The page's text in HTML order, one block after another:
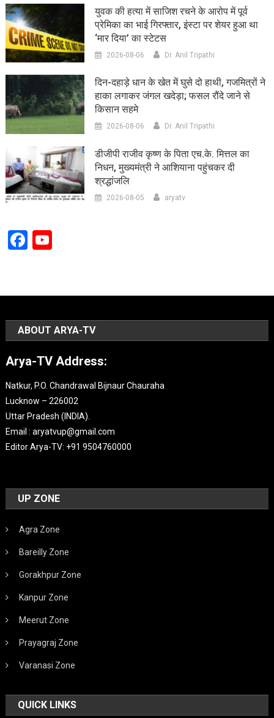
युवक की हत्या में साजिश रचने के आरोप में पूर्व
प्रेमिका का भाई गिरफ्तार, इंस्टा पर शेयर हुआ था
‘मार दिया’ का स्टेटस
2026-08-06 Dr. Anil Tripathi
दिन-दहाड़े धान के खेत में घुसे दो हाथी, गजमित्रों ने
हाका लगाकर जंगल खदेड़ा; फसल रौंदे जाने से
किसान सहमे
2026-08-06 Dr. Anil Tripathi
डीजीपी राजीव कृष्ण के पिता एच.के. मित्तल का
निधन, मुख्यमंत्री ने आशियाना पहुंचकर दी
श्रद्धांजलि
2026-08-05 aryatv
Facebook
YouTube
ABOUT ARYA-TV
Arya-TV Address:
Natkur, P.O. Chandrawal Bijnaur Chauraha
Lucknow – 226002
Uttar Pradesh (INDIA).
Email : aryatvup@gmail.com
Editor Arya-TV: +91 9504760000
UP ZONE
Agra Zone
Bareilly Zone
Gorakhpur Zone
Kanpur Zone
Meerut Zone
Prayagraj Zone
Varanasi Zone
QUICK LINKS